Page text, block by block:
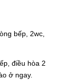
bếp, 2wc,
điều hòa 2
ở ngay.